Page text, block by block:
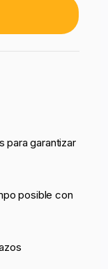
para garantizar
posible con